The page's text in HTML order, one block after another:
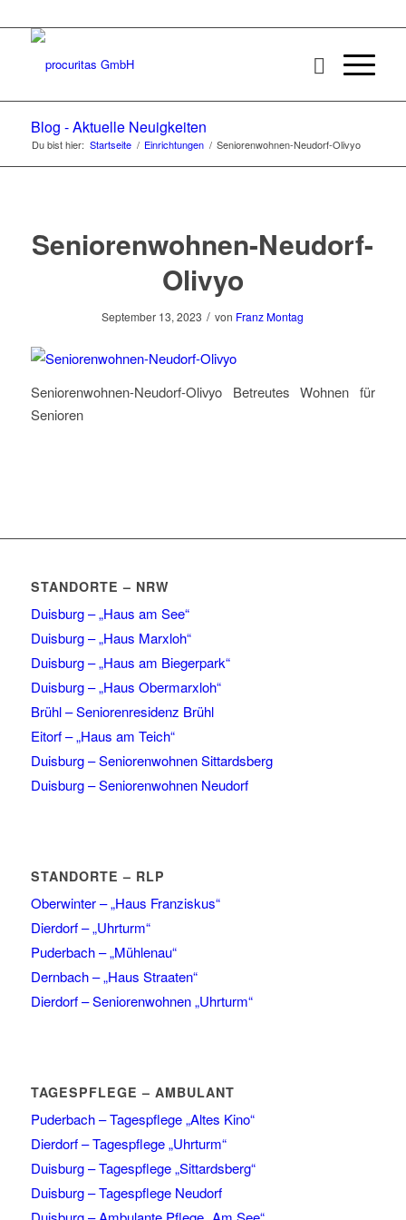
Blog - Aktuelle Neuigkeiten
Du bist hier: Startseite / Einrichtungen / Seniorenwohnen-Neudorf-Olivyo
Seniorenwohnen-Neudorf-
Olivyo
September 13, 2023 / von Franz Montag
Seniorenwohnen-Neudorf-Olivyo Betreutes Wohnen für
Senioren
STANDORTE – NRW
Duisburg – „Haus am See“
Duisburg – „Haus Marxloh“
Duisburg – „Haus am Biegerpark“
Duisburg – „Haus Obermarxloh“
Brühl – Seniorenresidenz Brühl
Eitorf – „Haus am Teich“
Duisburg – Seniorenwohnen Sittardsberg
Duisburg – Seniorenwohnen Neudorf
STANDORTE – RLP
Oberwinter – „Haus Franziskus“
Dierdorf – „Uhrturm“
Puderbach – „Mühlenau“
Dernbach – „Haus Straaten“
Dierdorf – Seniorenwohnen „Uhrturm“
TAGESPFLEGE – AMBULANT
Puderbach – Tagespflege „Altes Kino“
Dierdorf – Tagespflege „Uhrturm“
Duisburg – Tagespflege „Sittardsberg“
Duisburg – Tagespflege Neudorf